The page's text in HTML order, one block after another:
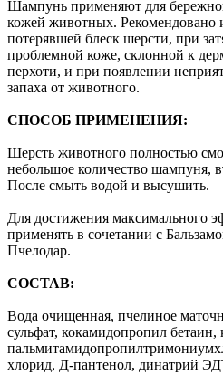
Шампунь применяют для
кожей животных. Рекомендовано
потерявшей блеск шерсти, при
проблемной коже, склонной к
перхоти, и при появлении
запаха от животного.
СПОСОБ ПРИМЕНЕНИЯ:
Шерсть животного полностью
небольшое количество шампуня,
После смыть водой и высушить.
Для достижения максимального
применять в сочетании с
Пчелодар.
СОСТАВ:
Вода очищенная, пчелиное
сульфат, кокамидопропил
хлорид, Д-пантенол, динатрий